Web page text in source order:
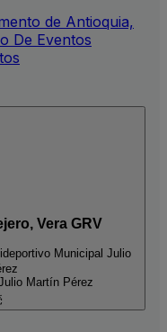
de Antioquia,
De Eventos
Vera GRV
Municipal Julio
Martín Pérez